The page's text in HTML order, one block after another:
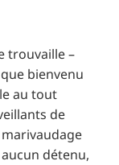
trouvaille –
bienvenu
au tout
de
détenu,